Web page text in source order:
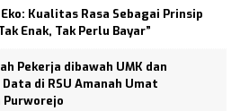
Kualitas Rasa Sebagai Prinsip
Enak, Tak Perlu Bayar”
Pekerja dibawah UMK dan
di RSU Amanah Umat
Purworejo